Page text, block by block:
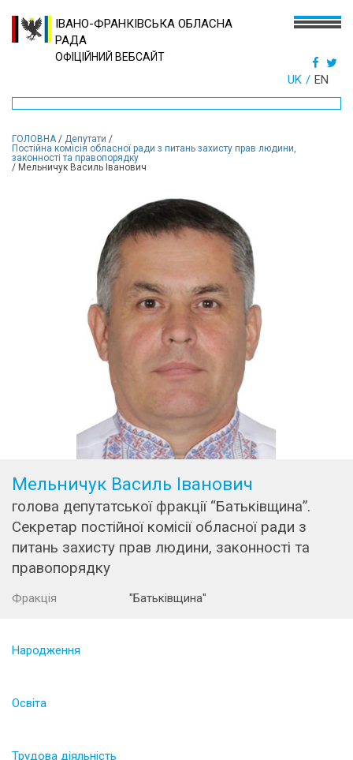
ІВАНО-ФРАНКІВСЬКА ОБЛАСНА
РАДА
ОФІЦІЙНИЙ ВЕБСАЙТ
UK EN
ГОЛОВНА/ Депутати /
Постійна комісія обласної ради з питань захисту прав людини,
законності та правопорядку
/ Мельничук Василь Іванович
Мельничук Василь Іванович
голова депутатської фракції “Батьківщина”.
Секретар постійної комісії обласної ради з
питань захисту прав людини, законності та
правопорядку
Фракція "Батьківщина"
Народження
Освіта
Трудова діяльність